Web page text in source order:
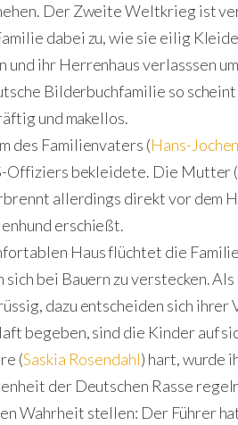
Der Zweite Weltkrieg ist
dabei zu, wie sie eilig
und ihr Herrenhaus verlasssen
Bilderbuchfamilie so scheint
und makellos.
des Familienvaters (Hans-
Offiziers bekleidete. Die Mutter (
allerdings direkt vor dem
erschießt.
Haus flüchtet die
sich bei Bauern zu verstecken.
dazu entscheiden sich ihrer
begeben, sind die Kinder auf
(Saskia Rosendahl) hart, wurde
der Deutschen Rasse
Wahrheit stellen: Der Führer